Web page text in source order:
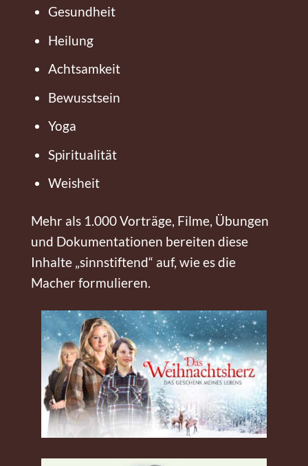
Gesundheit
Heilung
Achtsamkeit
Bewusstsein
Yoga
Spiritualität
Weisheit
Mehr als 1.000 Vorträge, Filme, Übungen
und Dokumentationen bereiten diese
Inhalte „sinnstiftend“ auf, wie es die
Macher formulieren.